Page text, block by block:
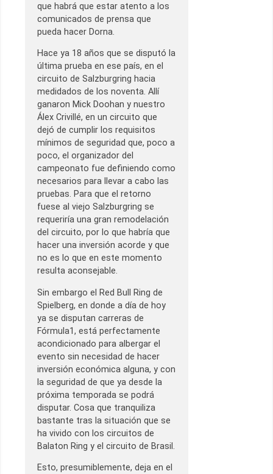
que habrá que estar atento a los
comunicados de prensa que
pueda hacer Dorna.
Hace ya 18 años que se disputó la
última prueba en ese país, en el
circuito de Salzburgring hacia
medidados de los noventa. Allí
ganaron Mick Doohan y nuestro
Álex Crivillé, en un circuito que
dejó de cumplir los requisitos
mínimos de seguridad que, poco a
poco, el organizador del
campeonato fue definiendo como
necesarios para llevar a cabo las
pruebas. Para que el retorno
fuese al viejo Salzburgring se
requeriría una gran remodelación
del circuito, por lo que habría que
hacer una inversión acorde y que
no es lo que en este momento
resulta aconsejable.
Sin embargo el Red Bull Ring de
Spielberg, en donde a día de hoy
ya se disputan carreras de
Fórmula1, está perfectamente
acondicionado para albergar el
evento sin necesidad de hacer
inversión económica alguna, y con
la seguridad de que ya desde la
próxima temporada se podrá
disputar. Cosa que tranquiliza
bastante tras la situación que se
ha vivido con los circuitos de
Balaton Ring y el circuito de Brasil.
Esto, presumiblemente, deja en el